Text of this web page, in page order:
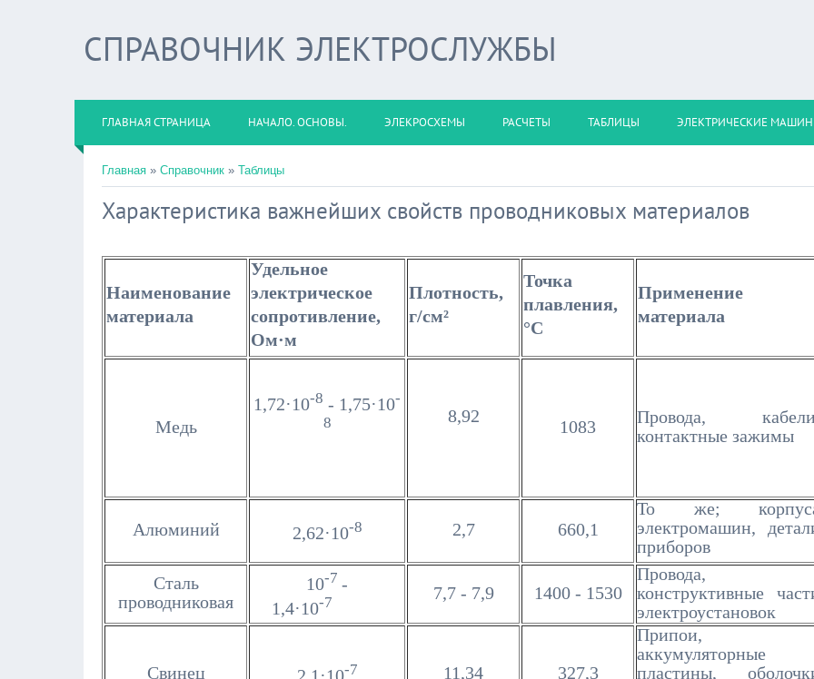
СПРАВОЧНИК ЭЛЕКТРОСЛУЖБЫ
ГЛАВНАЯ СТРАНИЦА НАЧАЛО. ОСНОВЫ. ЭЛЕКРОСХЕМЫ РАСЧЕТЫ ТАБЛИЦЫ ЭЛЕКТРИЧЕСКИЕ
Главная » Справочник » Таблицы
Характеристика важнейших свойств проводниковых материалов
Наименование
материала
Удельное
электрическое
сопротивление,
Ом·м
Плотность,
г/см²
Точка
плавления,
°С
Применение
материала
Медь
1,72·10-8 - 1,75·10-
8
8,92
1083
Провода,
контактные зажимы
Алюминий 2,62·10-8 2,7 660,1
То же;
электромашин,
приборов
Сталь
проводниковая
10-7 -
1,4·10-7
7,7 - 7,9 1400 - 1530
Провода,
конструктивные
электроустановок
Свинец -7 11,34 327,3
Припои,
аккумуляторные
пластины,